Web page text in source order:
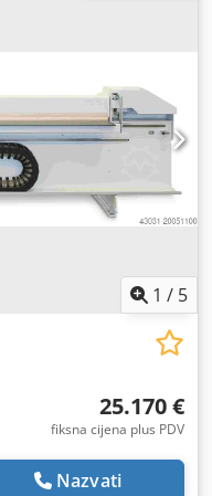
3000 x 1500 x 1800
Gerolzhofen,
u trenutnom
Anzokr bez
1 / 5
25.170 €
fiksna cijena plus PDV
Nazvati